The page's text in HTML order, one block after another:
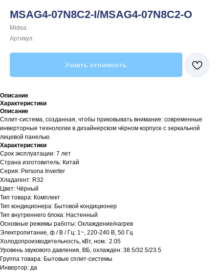
MSAG4-07N8C2-I/MSAG4-07N8C2-O
Midea
Артикул:
Узнать стоимость
Описание
Характеристики
Описание
Сплит-система, созданная, чтобы приковывать внимание: современные
инверторные технологии в дизайнерском чёрном корпусе с зеркальной
лицевой панелью.
Характеристики
Срок эксплуатации: 7 лет
Страна изготовитель: Китай
Серия: Persona Inverter
Хладагент: R32
Цвет: Чёрный
Тип товара: Комплект
Тип кондиционера: Бытовой кондиционер
Тип внутреннего блока: Настенный
Основные режимы работы: Охлаждение/нагрев
Электропитание, ф / В / Гц: 1~, 220-240 В, 50 Гц
Холодопроизводительность, кВт, ном.: 2.05
Уровень звукового давления, ВБ, охлажден: 38.5/32.5/23.5
Группа товара: Бытовые сплит-системы
Инвертор: да